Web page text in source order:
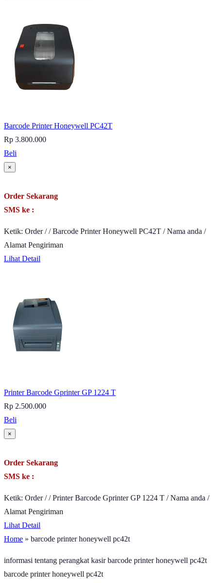
Barcode Printer Honeywell PC42T
Rp 3.800.000
Beli
×
Order Sekarang
SMS ke :
Ketik: Order / / Barcode Printer Honeywell PC42T / Nama anda /
Alamat Pengiriman
Lihat Detail
Printer Barcode Gprinter GP 1224 T
Rp 2.500.000
Beli
×
Order Sekarang
SMS ke :
Ketik: Order / / Printer Barcode Gprinter GP 1224 T / Nama anda /
Alamat Pengiriman
Lihat Detail
Home » barcode printer honeywell pc42t
informasi tentang perangkat kasir barcode printer honeywell pc42t
barcode printer honeywell pc42t